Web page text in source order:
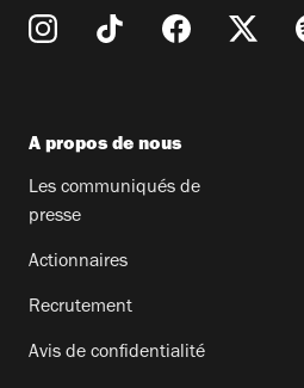
A propos de nous
Les communiqués de
presse
Actionnaires
Recrutement
Avis de confidentialité